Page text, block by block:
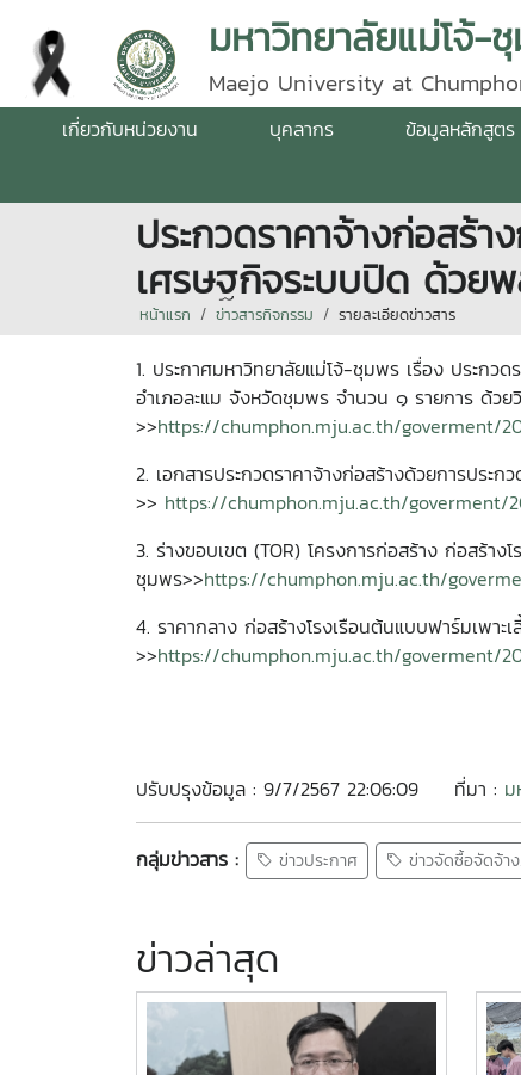
มหาวิทยาลัยแม่โจ้-
Maejo University at
เกี่ยวกับหน่วยงาน บุคลากร ข้อมูลหลักสูตร
ประกวดราคาจ้างก่อสร้า
เศรษฐกิจระบบปิด ด้วย
หน้าแรก ข่าวสารกิจกรรม รายละเอียดข่าวสาร
1. ประกาศมหาวิทยาลัยแม่โจ้-ชุมพร เรื่อง ประกว
อำเภอละแม จังหวัดชุมพร จำนวน ๑ รายการ ด้ว
>>https://chumphon.mju.ac.th/goverment/
2. เอกสารประกวดราคาจ้างก่อสร้างด้วยการป
>> https://chumphon.mju.ac.th/goverment/
3. ร่างขอบเขต (TOR) โครงการก่อสร้าง ก่อสร้า
ชุมพร>>https://chumphon.mju.ac.th/
4. ราคากลาง ก่อสร้างโรงเรือนต้นแบบฟาร์มเพา
>>https://chumphon.mju.ac.th/goverment/
ปรับปรุงข้อมูล : 9/7/2567 22:06:09 ที่มา : ม
กลุ่มข่าวสาร : ข่าวประกาศ ข่าวจัดซื้อจัดจ้า
ข่าวล่าสุด